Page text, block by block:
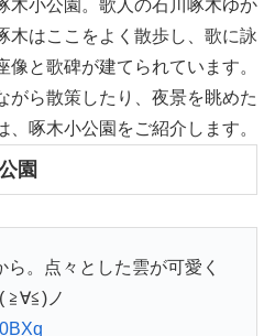
木小公園。歌人の石川啄木ゆか
木はここをよく散歩し、歌に詠
像と歌碑が建てられています。
がら散策したり、夜景を眺めた
、啄木小公園をご紹介します。
園
。点々とした雲が可愛く
≧∀≦)ノ